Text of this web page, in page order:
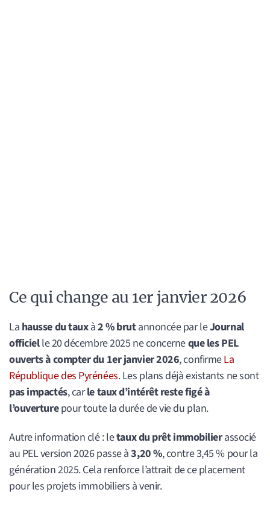
Ce qui change au 1er janvier 2026
La hausse du tauxà2 % brutannoncée par leJournal
officielle 20 décembre 2025 ne concerneque les PEL
ouverts à compter du 1er janvier 2026, confirmeLa
République des Pyrénées. Les plans déjà existants ne sont
pas impactés, carle taux d’intérêt reste figé à
l’ouverturepour toute la durée de vie du plan.
Autre information clé : letaux du prêt immobilierassocié
au PEL version 2026 passe à3,20 %, contre 3,45 % pour la
génération 2025. Cela renforce l’attrait de ce placement
pour les projets immobiliers à venir.